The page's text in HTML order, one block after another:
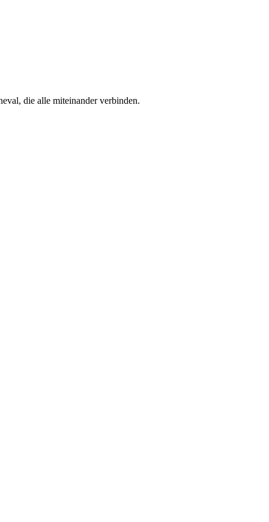
die alle miteinander verbinden.